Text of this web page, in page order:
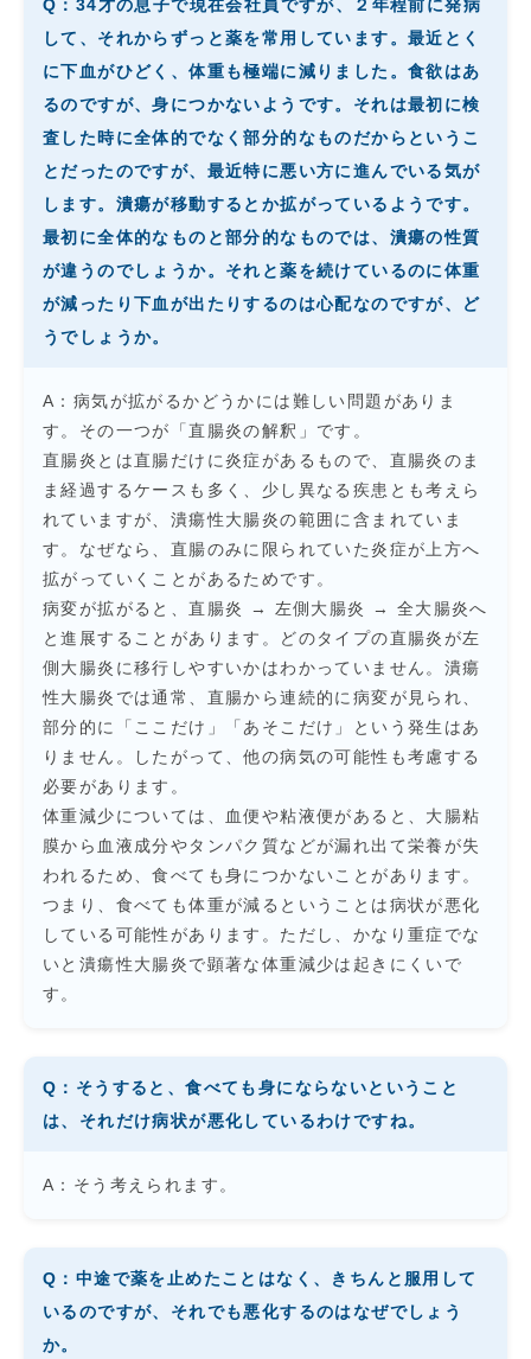
Q：34才の息子で現在会社員ですが、２年程前に発病
して、それからずっと薬を常用しています。最近とく
に下血がひどく、体重も極端に減りました。食欲はあ
るのですが、身につかないようです。それは最初に検
査した時に全体的でなく部分的なものだからというこ
とだったのですが、最近特に悪い方に進んでいる気が
します。潰瘍が移動するとか拡がっているようです。
最初に全体的なものと部分的なものでは、潰瘍の性質
が違うのでしょうか。それと薬を続けているのに体重
が減ったり下血が出たりするのは心配なのですが、ど
うでしょうか。
A：病気が拡がるかどうかには難しい問題がありま
す。その一つが「直腸炎の解釈」です。
直腸炎とは直腸だけに炎症があるもので、直腸炎のま
ま経過するケースも多く、少し異なる疾患とも考えら
れていますが、潰瘍性大腸炎の範囲に含まれていま
す。なぜなら、直腸のみに限られていた炎症が上方へ
拡がっていくことがあるためです。
病変が拡がると、直腸炎 → 左側大腸炎 → 全大腸炎へ
と進展することがあります。どのタイプの直腸炎が左
側大腸炎に移行しやすいかはわかっていません。潰瘍
性大腸炎では通常、直腸から連続的に病変が見られ、
部分的に「ここだけ」「あそこだけ」という発生はあ
りません。したがって、他の病気の可能性も考慮する
必要があります。
体重減少については、血便や粘液便があると、大腸粘
膜から血液成分やタンパク質などが漏れ出て栄養が失
われるため、食べても身につかないことがあります。
つまり、食べても体重が減るということは病状が悪化
している可能性があります。ただし、かなり重症でな
いと潰瘍性大腸炎で顕著な体重減少は起きにくいで
す。
Q：そうすると、食べても身にならないということ
は、それだけ病状が悪化しているわけですね。
A：そう考えられます。
Q：中途で薬を止めたことはなく、きちんと服用して
いるのですが、それでも悪化するのはなぜでしょう
か。